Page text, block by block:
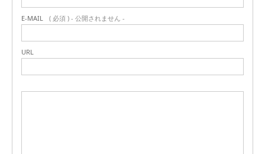
E-MAIL ( 必須 ) - 公開されません -
URL